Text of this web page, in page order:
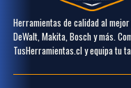
Herramientas de calidad al
DeWalt, Makita, Bosch y más.
TusHerramientas.cl y equipa tu